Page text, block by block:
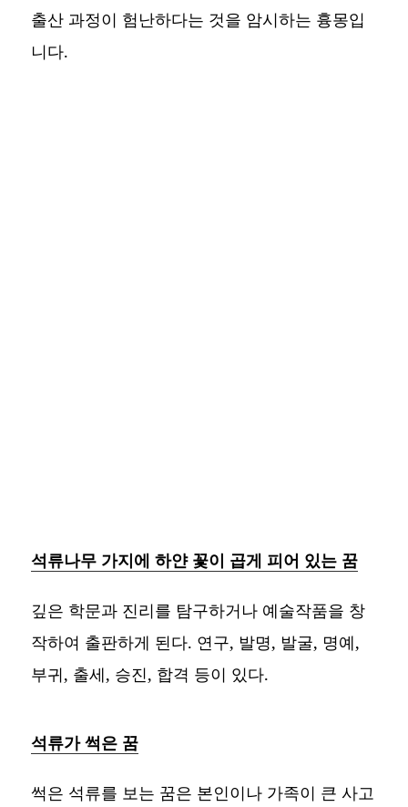
출산 과정이 험난하다는 것을 암시하는 흉몽입
니다.
석류나무 가지에 하얀 꽃이 곱게 피어 있는 꿈
깊은 학문과 진리를 탐구하거나 예술작품을 창
작하여 출판하게 된다. 연구, 발명, 발굴, 명예,
부귀, 출세, 승진, 합격 등이 있다.
석류가 썩은 꿈
썩은 석류를 보는 꿈은 본인이나 가족이 큰 사고